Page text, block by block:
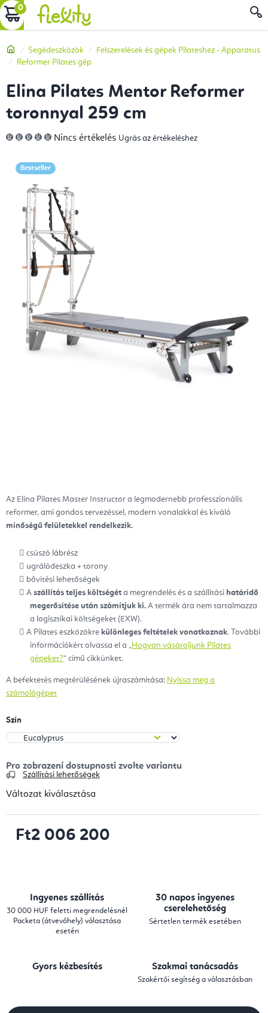
Ugrás
a
tartalomhoz
KOSÁR
Kezdőlap
Segédeszközök
Felszerelések és gépek Pilateshez - Apparatus
Reformer Pilates gép
Az Elina Pilates Master Instructor a legmodernebb professzionális
reformer, ami gondos tervezéssel, modern vonalakkal és kiváló
minőségű felületekkel rendelkezik.
csúszó lábrész
ugrálódeszka + torony
bővítési lehetőségek
A szállítás teljes költségét a megrendelés és a szállítási határidő
megerősítése után számítjuk ki. A termék ára nem tartalmazza
a logisztikai költségeket (EXW).
A Pilates eszközökre különleges feltételek vonatkoznak. További
információkért olvassa el a „Hogyan vásároljunk Pilates
gépeket?” című cikkünket.
A befektetés megtérülésének újraszámítása: Nyissa meg a
számológépet
Szín
Szállítási lehetőségek
Változat kiválasztása
Ft2 006 200
Elina Pilates Mentor Reformer
toronnyal 259 cm
A
termék
5-
ből
csillag.
Nincs értékelés Ugrás az értékeléshez
Bestseller
Ingyenes szállítás
30 000 HUF feletti megrendelésnél
Packeta (átvevőhely) választása
esetén
30 napos ingyenes
cserelehetőség
Sértetlen termék esetében
Gyors kézbesítés Szakmai tanácsadás
Szakértői segítség a választásban